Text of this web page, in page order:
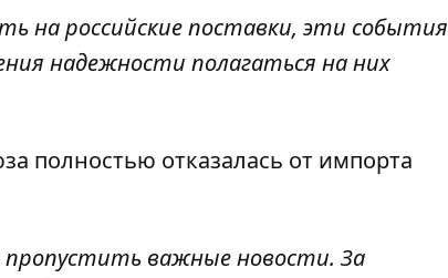
на российские поставки, эти события
надежности полагаться на них
полностью отказалась от импорта
важные новости. За